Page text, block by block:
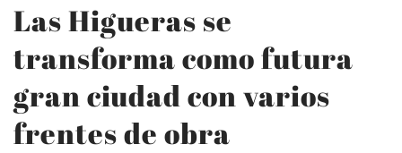
Las Higueras se
transforma como futura
gran ciudad con varios
frentes de obra